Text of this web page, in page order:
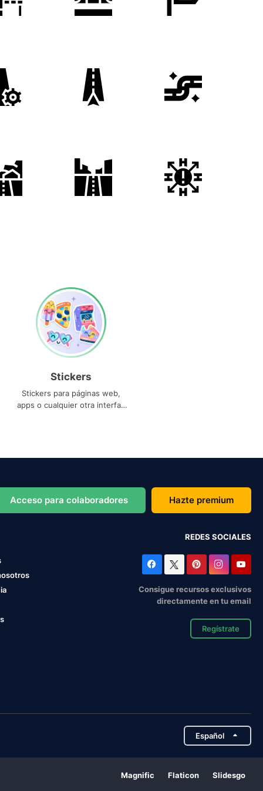
Stickers
Stickers para páginas web,
apps o cualquier otra interfaz
Acceso para colaboradores Hazte premium
REDES SOCIALES
Consigue recursos exclusivos
directamente en tu email
Regístrate
Español
Magnific Flaticon Slidesgo